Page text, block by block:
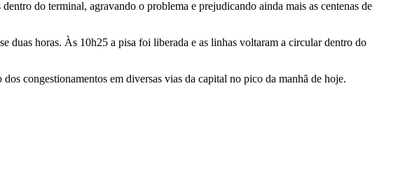
do terminal, agravando o problema e prejudicando ainda mais as centenas de
duas horas. Às 10h25 a pisa foi liberada e as linhas voltaram a circular dentro do
congestionamentos em diversas vias da capital no pico da manhã de hoje.